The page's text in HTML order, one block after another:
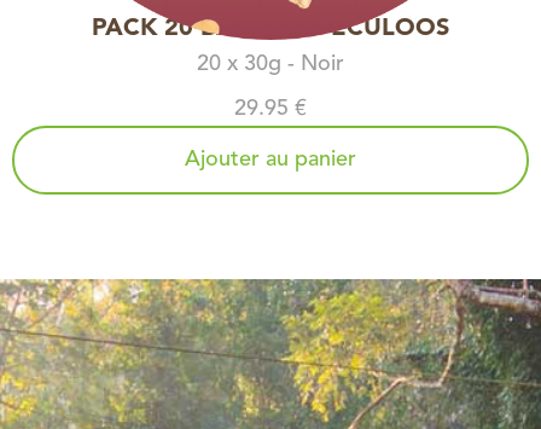
PACK 20 BARRES SPÉCULOOS
20 x 30g - Noir
29.95 €
Ajouter au panier